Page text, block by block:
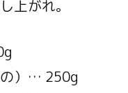
上がれ。
の）… 250g